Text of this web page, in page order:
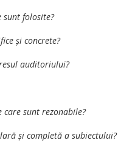
folosite?
și concrete?
auditoriului?
sunt rezonabile?
și completă a subiectului?